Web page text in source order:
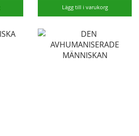
Lägg till i varukorg